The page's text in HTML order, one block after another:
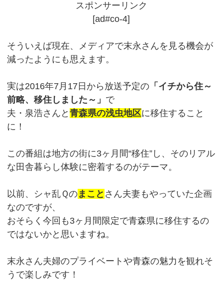
スポンサーリンク
[ad#co-4]
そういえば現在、メディアで末永さんを見る機会が
減ったようにも思えます。
実は2016年7月17日から放送予定の 「イチから住～
前略、移住しました～」 で
夫・泉浩さんと青森県の浅虫地区に移住すること
に！
この番組は地方の街に3ヶ月間“移住”し、そのリアル
な田舎暮らし体験に密着するのがテーマ。
以前、シャ乱Ｑのまこと さん夫妻もやっていた企画
なのですが、
おそらく今回も3ヶ月間限定で青森県に移住するの
ではないかと思いますね。
末永さん夫婦のプライベートや青森の魅力を観れそ
うで楽しみです！